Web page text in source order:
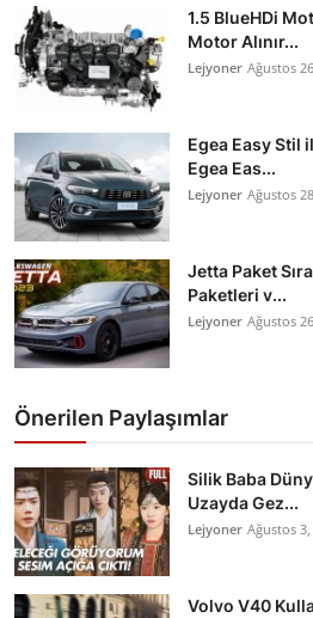
1.5 BlueHDi
Motor Alınır...
Lejyoner Ağustos
Egea Easy Stil
Egea Eas...
Lejyoner Ağustos
Jetta Paket
Paketleri v...
Lejyoner Ağustos
Önerilen Paylaşımlar
Silik Baba
Uzayda Gez...
Lejyoner Ağustos 3,
Volvo V40